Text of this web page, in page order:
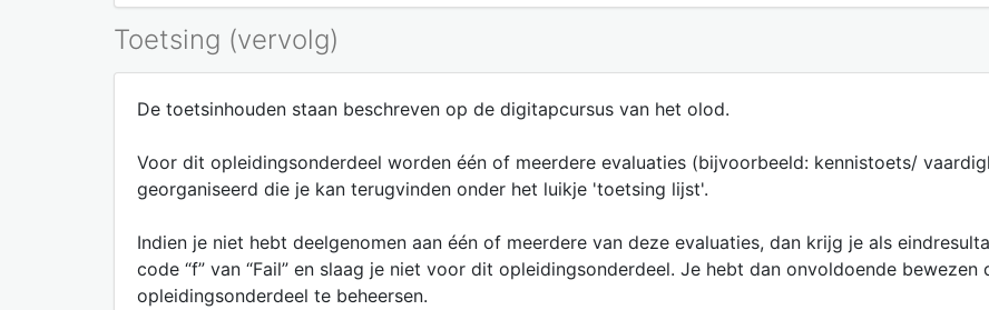
Toetsing (vervolg)
De toetsinhouden staan beschreven op de digitapcursus van het olod.
Voor dit opleidingsonderdeel worden één of meerdere evaluaties (bijvoorbeeld: kennistoets/
georganiseerd die je kan terugvinden onder het luikje 'toetsing lijst'.
Indien je niet hebt deelgenomen aan één of meerdere van deze evaluaties, dan krijg je als
code “f” van “Fail” en slaag je niet voor dit opleidingsonderdeel. Je hebt dan onvoldoende bewezen
opleidingsonderdeel te beheersen.